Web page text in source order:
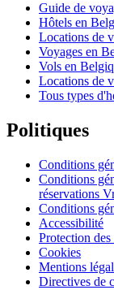
Guide de
Hôtels en
Locations de
Voyages en
Vols en
Locations de
Tous types
Politiques
Conditions
Conditions
réservations
Conditions
Accessibilité
Protection des
Cookies
Mentions
Directives de